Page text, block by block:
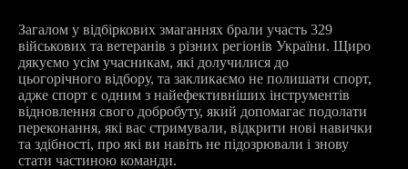
Загалом у відбіркових змаганнях брали участь 329
військових та ветеранів з різних регіонів України. Щиро
дякуємо усім учасникам, які долучилися до
цьогорічного відбору, та закликаємо не полишати спорт,
адже спорт є одним з найефективніших інструментів
відновлення свого добробуту, який допомагає подолати
переконання, які вас стримували, відкрити нові навички
та здібності, про які ви навіть не підозрювали і знову
стати частиною команди.